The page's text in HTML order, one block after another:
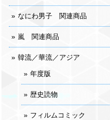
なにわ男子 関連商品
嵐 関連商品
韓流／華流／アジア
年度版
歴史読物
フィルムコミック